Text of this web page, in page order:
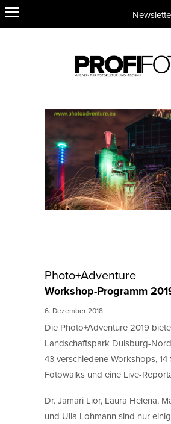
Photo+Adventure
Workshop-Programm
6. Dezember 2018
Die Photo+Adventure 2019
Landschaftspark Duisburg-
43 verschiedene Workshops, 14
Fotowalks und eine Live-
Dr. Jamari Lior, Laura Helena,
und Ulla Lohmann sind nur